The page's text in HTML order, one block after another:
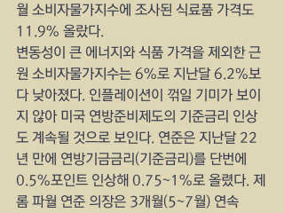
월 소비자물가지수에 조사된 식료품 가격도
11.9% 올랐다.
변동성이 큰 에너지와 식품 가격을 제외한 근
원 소비자물가지수는 6%로 지난달 6.2%보
다 낮아졌다. 인플레이션이 꺾일 기미가 보이
지 않아 미국 연방준비제도의 기준금리 인상
도 계속될 것으로 보인다. 연준은 지난달 22
년 만에 연방기금금리(기준금리)를 단번에
0.5%포인트 인상해 0.75~1%로 올렸다. 제
롬 파월 연준 의장은 3개월(5~7월) 연속